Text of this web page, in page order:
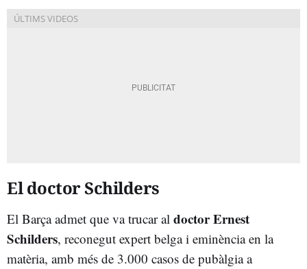
El doctor Schilders
El Barça admet que va trucar al doctor Ernest
Schilders, reconegut expert belga i eminència en la
matèria, amb més de 3.000 casos de pubàlgia a